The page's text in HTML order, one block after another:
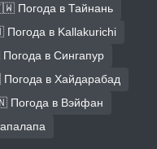
Погода в Тайнань
в Kallakurichi
в Сингапур
в Хайдарабад
Погода в Вэйфан